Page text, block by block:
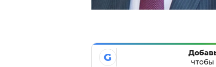
G
чтобы